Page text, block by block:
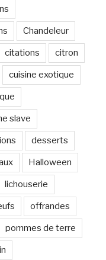
Chandeleur
citations citron
cuisine exotique
slave
desserts
Halloween
lichouserie
offrandes
pommes de terre